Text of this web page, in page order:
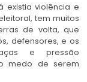
existia violência e
tem muitos
de volta, que
defensores, e os
e pressão
medo de serem